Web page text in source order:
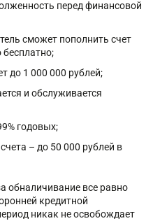
перед финансовой
сможет пополнить счет
до 1 000 000 рублей;
и обслуживается
годовых;
– до 50 000 рублей в
обналичивание все равно
кредитной
никак не освобождает